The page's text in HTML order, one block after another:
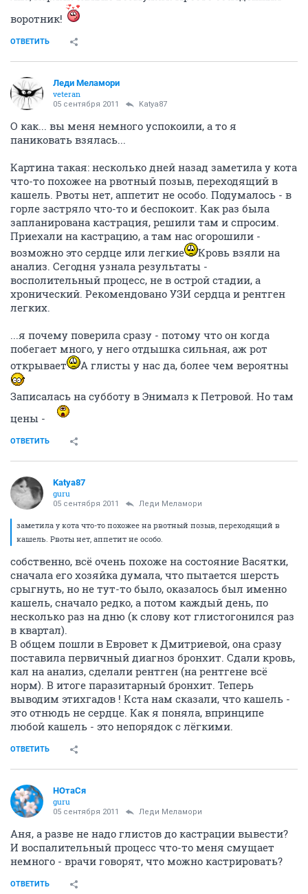
воротник!
ОТВЕТИТЬ
Леди Меламори
veteran
05 сентября 2011 Katya87
О как... вы меня немного успокоили, а то я
паниковать взялась...
Картина такая: несколько дней назад заметила у кота
что-то похожее на рвотный позыв, переходящий в
кашель. Рвоты нет, аппетит не особо. Подумалось - в
горле застряло что-то и беспокоит. Как раз была
запланирована кастрация, решили там и спросим.
Приехали на кастрацию, а там нас огорошили -
возможно это сердце или легкие
Кровь взяли на
анализ. Сегодня узнала результаты -
восполительный процесс, не в острой стадии, а
хронический. Рекомендовано УЗИ сердца и рентген
легких.
...я почему поверила сразу - потому что он когда
побегает много, у него отдышка сильная, аж рот
открывает
А глисты у нас да, более чем вероятны
Записалась на субботу в Энималз к Петровой. Но там
цены -
ОТВЕТИТЬ
Katya87
guru
05 сентября 2011 Леди Меламори
заметила у кота что-то похожее на рвотный позыв, переходящий в
кашель. Рвоты нет, аппетит не особо.
собственно, всё очень похоже на состояние Васятки,
сначала его хозяйка думала, что пытается шерсть
срыгнуть, но не тут-то было, оказалось был именно
кашель, сначало редко, а потом каждый день, по
несколько раз на дню (к слову кот глистогонился раз
в квартал).
В общем пошли в Евровет к Дмитриевой, она сразу
поставила первичный диагноз бронхит. Сдали кровь,
кал на анализ, сделали рентген (на рентгене всё
норм). В итоге паразитарный бронхит. Теперь
выводим этихгадов ! Кста нам сказали, что кашель -
это отнюдь не сердце. Как я поняла, впринципе
любой кашель - это непорядок с лёгкими.
ОТВЕТИТЬ
НОтаСя
guru
05 сентября 2011 Леди Меламори
Аня, а разве не надо глистов до кастрации вывести?
И воспалительный процесс что-то меня смущает
немного - врачи говорят, что можно кастрировать?
ОТВЕТИТЬ